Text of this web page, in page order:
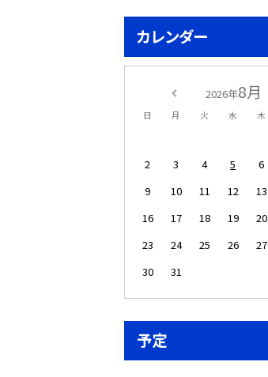
カレンダー
2026年8月
日 月 火 水 木
2
3 4 5 6
9
10 11 12 13
16
17 18 19 20
23
24 25 26 27
30
31
予定